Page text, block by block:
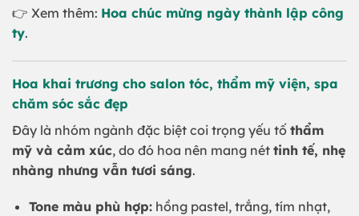
👉 Xem thêm: Hoa chúc mừng ngày thành lập công
ty.
Hoa khai trương cho salon tóc, thẩm mỹ viện, spa
chăm sóc sắc đẹp
Đây là nhóm ngành đặc biệt coi trọng yếu tố thẩm
mỹ và cảm xúc, do đó hoa nên mang nét tinh tế, nhẹ
nhàng nhưng vẫn tươi sáng.
Tone màu phù hợp:hồng pastel, trắng, tím nhạt,